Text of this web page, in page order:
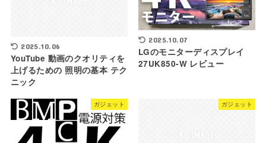
2025.10.06
YouTube 動画のクオリティを
上げるための 照明の基本 テク
ニック
2025.10.07
LGのモニターディスプレイ
27UK850-W レビュー
ガジェット ガジェット